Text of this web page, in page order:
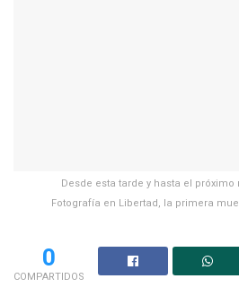
Desde esta tarde y hasta el
Fotografía en Libertad, la primera
0
COMPARTIDOS